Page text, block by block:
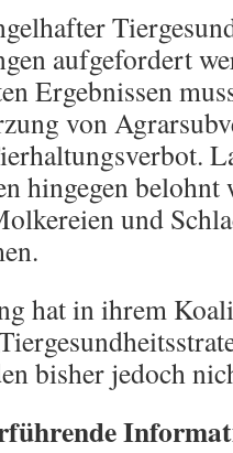
aufgefordert
Ergebnissen
von
hingegen
und
hat in ihrem
bisher jedoch